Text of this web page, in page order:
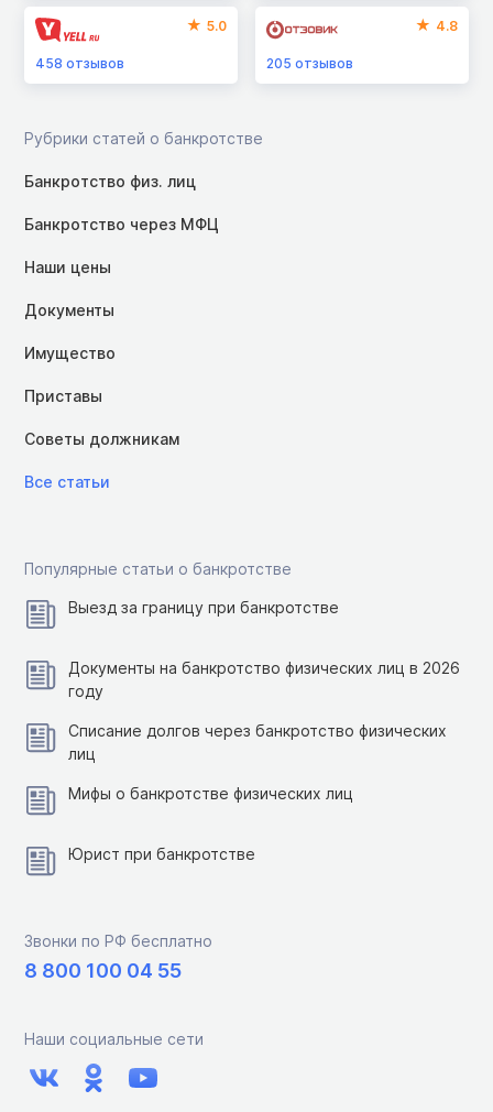
5.0
458 отзывов
4.8
205отзывов
Рубрики статей о банкротстве
Банкротство физ. лиц
Банкротство через МФЦ
Наши цены
Документы
Имущество
Приставы
Советы должникам
Все статьи
Популярные статьи о банкротстве
Выезд за границу при банкротстве
Документы на банкротство физических лиц в 2026
году
Списание долгов через банкротство физических
лиц
Мифы о банкротстве физических лиц
Юрист при банкротстве
Звонки по РФ бесплатно
8 800 100 04 55
Наши социальные сети